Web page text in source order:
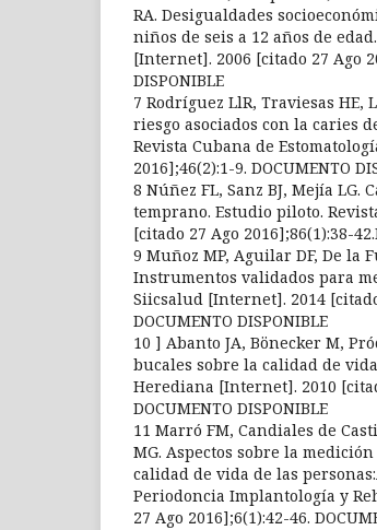
RA. Desigualdades
niños de seis a 12 años de
[Internet]. 2006 [citado 27 Ago
DISPONIBLE
7 Rodríguez LlR, Traviesas HE,
riesgo asociados con la caries
Revista Cubana de
2016];46(2):1-9. DOCUMENTO
8 Núñez FL, Sanz BJ, Mejía
temprano. Estudio piloto.
[citado 27 Ago 2016];86(1):38-
9 Muñoz MP, Aguilar DF, De la
Instrumentos validados para
Siicsalud [Internet]. 2014
DOCUMENTO DISPONIBLE
10 ] Abanto JA, Bönecker M,
bucales sobre la calidad de
Herediana [Internet]. 2010
DOCUMENTO DISPONIBLE
11 Marró FM, Candiales de
MG. Aspectos sobre la
calidad de vida de las
Periodoncia Implantología y
27 Ago 2016];6(1):42-46.